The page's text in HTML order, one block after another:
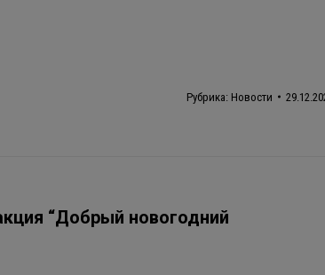
Рубрика: Новости
“Добрый новогодний